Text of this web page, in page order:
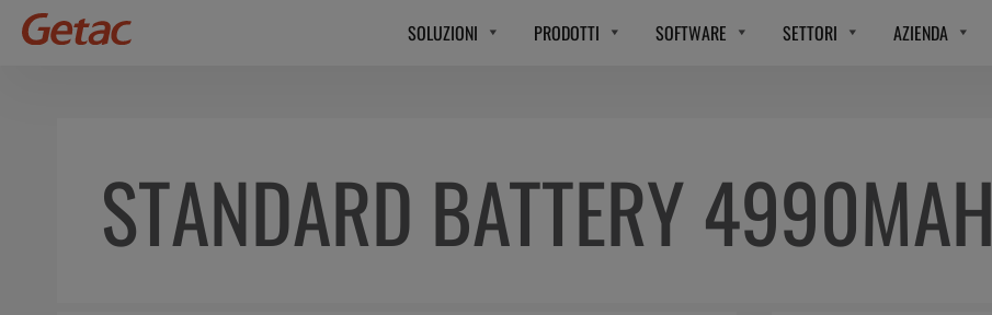
SOLUZIONI PRODOTTI SOFTWARE SETTORI AZIENDA
STANDARD BATTERY 4990MAH